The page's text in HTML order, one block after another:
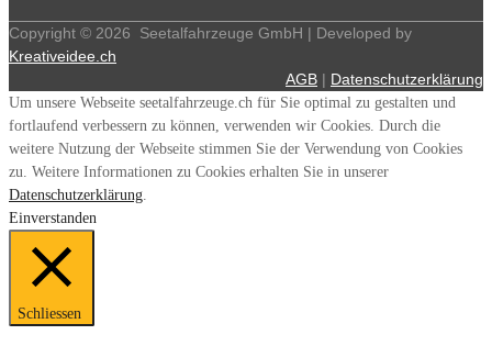
Copyright © 2026
Seetalfahrzeuge GmbH | Developed by
Kreativeidee.ch
AGB | Datenschutzerklärung
Um unsere Webseite seetalfahrzeuge.ch für Sie optimal zu gestalten und
fortlaufend verbessern zu können, verwenden wir Cookies. Durch die
weitere Nutzung der Webseite stimmen Sie der Verwendung von Cookies
zu. Weitere Informationen zu Cookies erhalten Sie in unserer
Datenschutzerklärung.
Einverstanden
Schliessen